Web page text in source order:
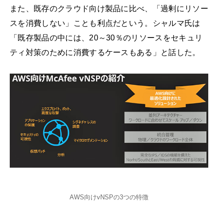
また、既存のクラウド向け製品に比べ、「過剰にリソー
スを消費しない」ことも利点だという。シャルマ氏は
「既存製品の中には、20～30％のリソースをセキュリ
ティ対策のために消費するケースもある」と話した。
AWS向けvNSPの3つの特徴